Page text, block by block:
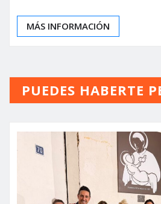
MÁS INFORMACIÓN
PUEDES HABERTE